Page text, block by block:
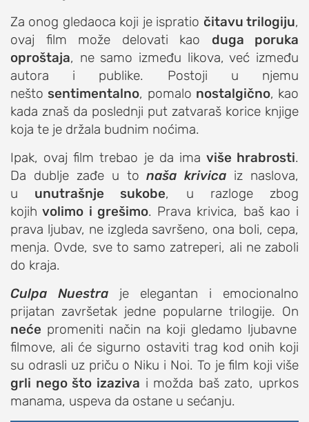
Za onog gledaoca koji je ispratio čitavu trilogiju,
ovaj film može delovati kao duga poruka
oproštaja, ne samo između likova, već između
autora i publike. Postoji u njemu
nešto sentimentalno, pomalo nostalgično, kao
kada znaš da poslednji put zatvaraš korice knjige
koja te je držala budnim noćima.
Ipak, ovaj film trebao je da ima više hrabrosti.
Da dublje zađe u tonaša krivica iz naslova,
u unutrašnje sukobe, u razloge zbog
kojih volimo i grešimo. Prava krivica, baš kao i
prava ljubav, ne izgleda savršeno, ona boli, cepa,
menja. Ovde, sve to samo zatreperi, ali ne zaboli
do kraja.
Culpa Nuestra je elegantan i emocionalno
prijatan završetak jedne popularne trilogije. On
neće promeniti način na koji gledamo ljubavne
filmove, ali će sigurno ostaviti trag kod onih koji
su odrasli uz priču o Niku i Noi. To je film koji više
grli nego što izaziva i možda baš zato, uprkos
manama, uspeva da ostane u sećanju.